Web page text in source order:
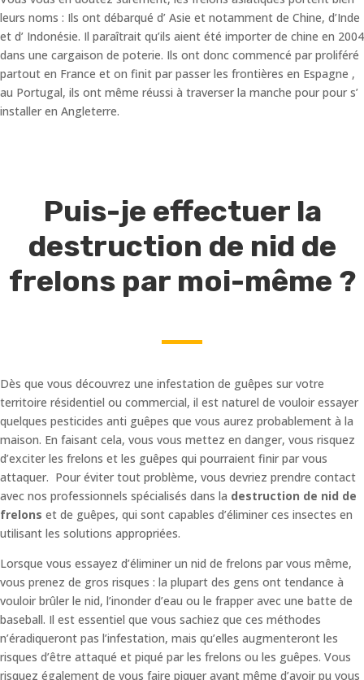
leurs noms : Ils ont débarqué d’ Asie et notamment de Chine, d’Inde
et d’ Indonésie. Il paraîtrait qu’ils aient été importer de chine en 2004
dans une cargaison de poterie. Ils ont donc commencé par proliféré
partout en France et on finit par passer les frontières en Espagne ,
au Portugal, ils ont même réussi à traverser la manche pour pour s’
installer en Angleterre.
Puis-je effectuer la
destruction de nid de
frelons par moi-même ?
Dès que vous découvrez une infestation de guêpes sur votre
territoire résidentiel ou commercial, il est naturel de vouloir essayer
quelques pesticides anti guêpes que vous aurez probablement à la
maison. En faisant cela, vous vous mettez en danger, vous risquez
d’exciter les frelons et les guêpes qui pourraient finir par vous
attaquer. Pour éviter tout problème, vous devriez prendre contact
avec nos professionnels spécialisés dans la destruction de nid de
frelons et de guêpes, qui sont capables d’éliminer ces insectes en
utilisant les solutions appropriées.
Lorsque vous essayez d’éliminer un nid de frelons par vous même,
vous prenez de gros risques : la plupart des gens ont tendance à
vouloir brûler le nid, l’inonder d’eau ou le frapper avec une batte de
baseball. Il est essentiel que vous sachiez que ces méthodes
n’éradiqueront pas l’infestation, mais qu’elles augmenteront les
risques d’être attaqué et piqué par les frelons ou les guêpes. Vous
risquez également de vous faire piquer avant même d’avoir pu vous